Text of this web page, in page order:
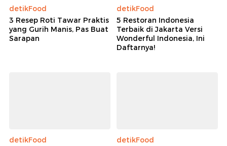
detikFood
3 Resep Roti Tawar Praktis
yang Gurih Manis, Pas Buat
Sarapan
detikFood
5 Restoran Indonesia
Terbaik di Jakarta Versi
Wonderful Indonesia, Ini
Daftarnya!
detikFood
detikFood